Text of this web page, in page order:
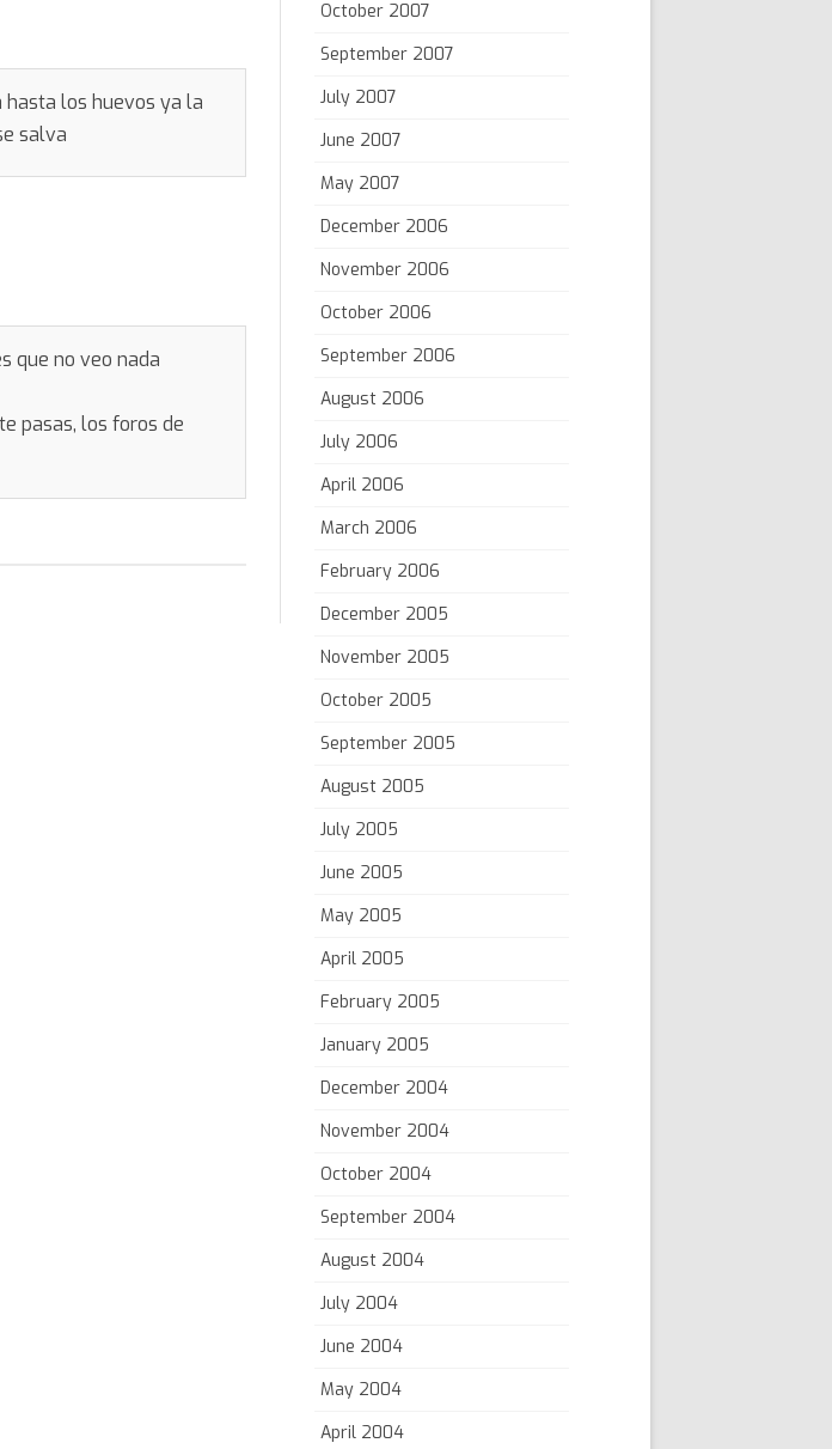
hasta los huevos ya la
salva
que no veo nada
pasas, los foros de
October 2007
September 2007
July 2007
June 2007
May 2007
December 2006
November 2006
October 2006
September 2006
August 2006
July 2006
April 2006
March 2006
February 2006
December 2005
November 2005
October 2005
September 2005
August 2005
July 2005
June 2005
May 2005
April 2005
February 2005
January 2005
December 2004
November 2004
October 2004
September 2004
August 2004
July 2004
June 2004
May 2004
April 2004